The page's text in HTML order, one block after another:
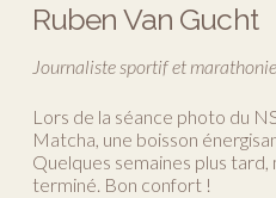
Ruben Van Gucht
Journaliste sportif et
Lors de la séance photo du
Matcha, une boisson
Quelques semaines plus
terminé. Bon confort !